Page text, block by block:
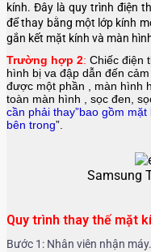
kính. Đây là quy trình điện
để thay bằng một lớp kính
gắn kết mặt kính và màn
Trường hợp 2: Chiếc điện
hình bị va đập dẫn đến
được một phần , màn hình
toàn màn hình , sọc đen,
cần phải thay”bao gồm
bên trong”.
Samsung
Quy trình thay thế mặt
Bước 1: Nhân viên nhận